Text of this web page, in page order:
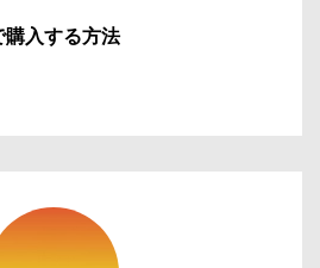
購入する方法